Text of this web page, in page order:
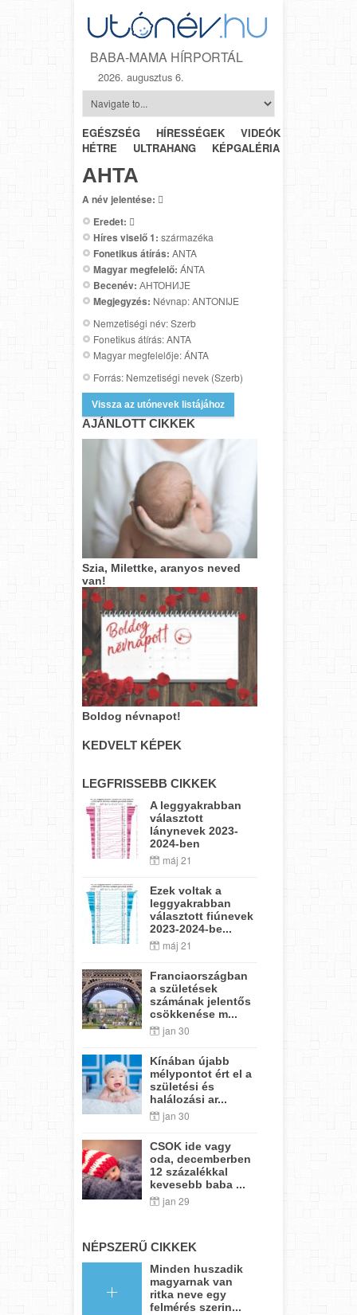
BABA-MAMA HÍRPORTÁL
2026. augusztus 6.
EGÉSZSÉG HÍRESSÉGEK VIDEÓK
HÉTRŐL-
HÉTRE
ULTRAHANG KÉPGALÉRIA
АНТА
A név jelentése: 
Eredet: 
Híres viselő 1: származéka
Fonetikus átírás: ANTA
Magyar megfelelő: ÁNTA
Becenév: АНТОНИЈЕ
Megjegyzés: Névnap: ANTONIJE
Nemzetiségi név: Szerb
Fonetikus átírás: ANTA
Magyar megfelelője: ÁNTA
Forrás: Nemzetiségi nevek (Szerb)
Vissza az utónevek listájához
AJÁNLOTT CIKKEK
Szia, Milettke, aranyos neved
van!
Boldog névnapot!
KEDVELT KÉPEK
LEGFRISSEBB CIKKEK
A leggyakrabban
választott
lánynevek 2023-
2024-ben
máj 21
Ezek voltak a
leggyakrabban
választott fiúnevek
2023-2024-be...
máj 21
Franciaországban
a születések
számának jelentős
csökkenése m...
jan 30
Kínában újabb
mélypontot ért el a
születési és
halálozási ar...
jan 30
CSOK ide vagy
oda, decemberben
12 százalékkal
kevesebb baba ...
jan 29
NÉPSZERŰ CIKKEK
Minden huszadik
magyarnak van
ritka neve egy
felmérés szerin...